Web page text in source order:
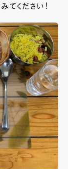
てください！